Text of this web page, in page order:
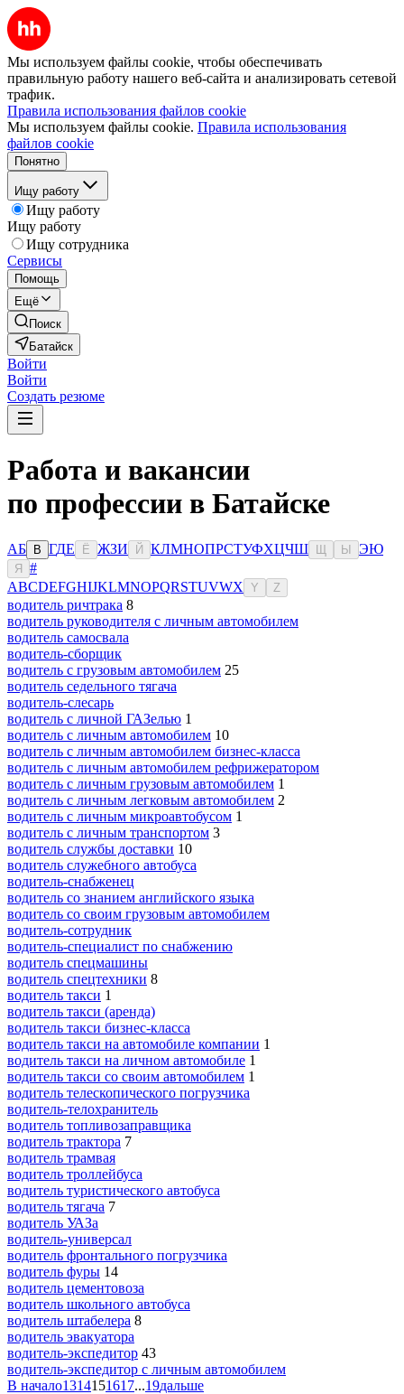
Мы используем файлы cookie, чтобы обеспечивать
правильную работу нашего веб-сайта и анализировать сетевой
трафик.
Правила использования файлов cookie
Мы используем файлы cookie. Правила использования
файлов cookie
Понятно
Ищу работу
Ищу работу
Ищу работу
Ищу сотрудника
Сервисы
Помощь
Ещё
Поиск
Батайск
Войти
Войти
Создать резюме
Работа и вакансии
по профессии в Батайске
АБ В ГДЕ Ё ЖЗИ Й КЛМНОПРСТУФХЦЧШ Ы ЭЮ
Я
#
ABCDEFGHIJKLMNOPQRSTUVWX Y Z
водитель ричтрака 8
водитель руководителя с личным автомобилем
водитель самосвала
водитель-сборщик
водитель с грузовым автомобилем 25
водитель седельного тягача
водитель-слесарь
водитель с личной ГАЗелью 1
водитель с личным автомобилем 10
водитель с личным автомобилем бизнес-класса
водитель с личным автомобилем рефрижератором
водитель с личным грузовым автомобилем 1
водитель с личным легковым автомобилем 2
водитель с личным микроавтобусом 1
водитель с личным транспортом 3
водитель службы доставки 10
водитель служебного автобуса
водитель-снабженец
водитель со знанием английского языка
водитель со своим грузовым автомобилем
водитель-сотрудник
водитель-специалист по снабжению
водитель спецмашины
водитель спецтехники 8
водитель такси 1
водитель такси (аренда)
водитель такси бизнес-класса
водитель такси на автомобиле компании 1
водитель такси на личном автомобиле 1
водитель такси со своим автомобилем 1
водитель телескопического погрузчика
водитель-телохранитель
водитель топливозаправщика
водитель трактора 7
водитель трамвая
водитель троллейбуса
водитель туристического автобуса
водитель тягача 7
водитель УАЗа
водитель-универсал
водитель фронтального погрузчика
водитель фуры 14
водитель цементовоза
водитель школьного автобуса
водитель штабелера 8
водитель эвакуатора
водитель-экспедитор 43
водитель-экспедитор c личным автомобилем
В начало1314151617...19дальше